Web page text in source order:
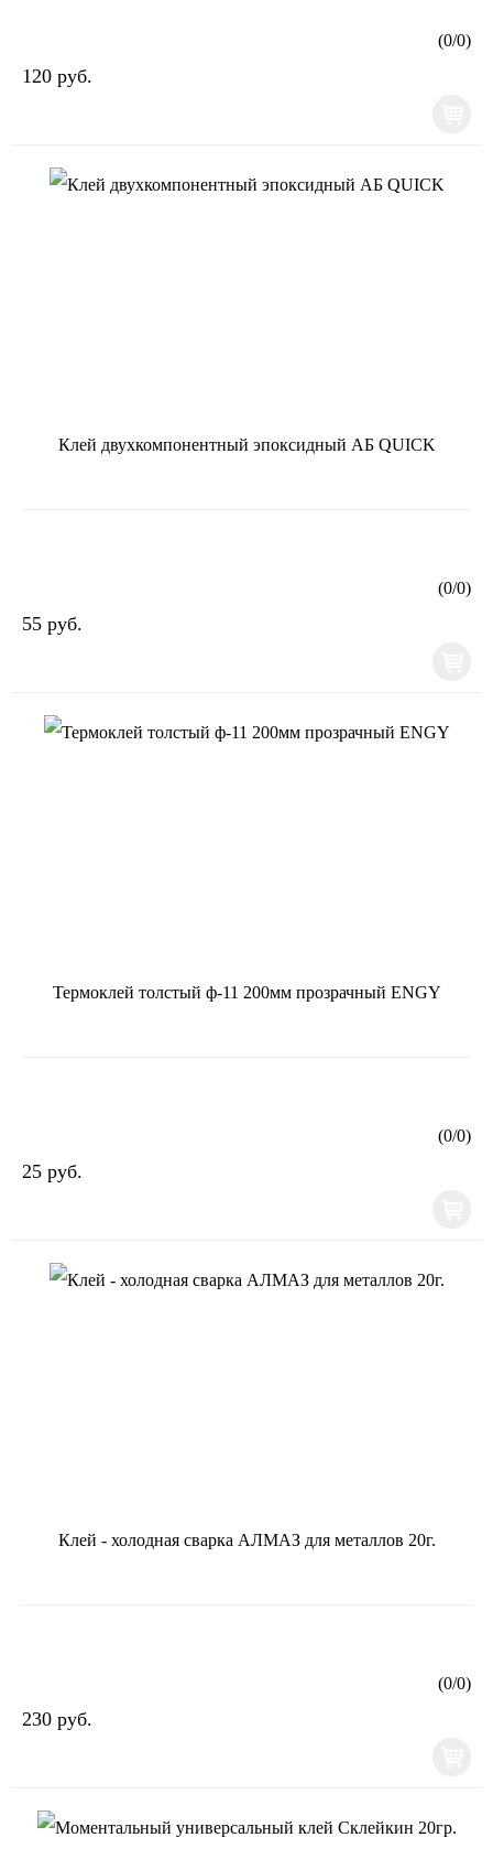
(0/0)
120 руб.
Клей двухкомпонентный эпоксидный АБ QUICK
(0/0)
55 руб.
Термоклей толстый ф-11 200мм прозрачный ENGY
(0/0)
25 руб.
Клей - холодная сварка АЛМАЗ для металлов 20г.
(0/0)
230 руб.